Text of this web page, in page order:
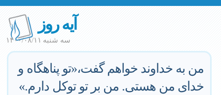
آیه روز
سه شنبه ۱۴۰۰/۰۸/۱۱
من به خداوند خواهم گفت،«تو پناهگاه و
خدای من هستی. من بر تو توکل دارم.»